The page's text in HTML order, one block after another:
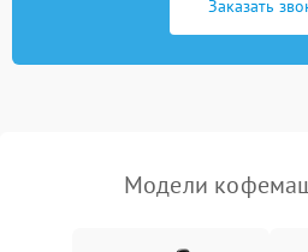
Заказать
Модели